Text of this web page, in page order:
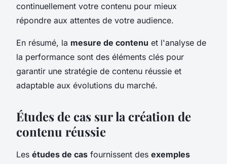
continuellement votre contenu pour mieux
répondre aux attentes de votre audience.
En résumé, la mesure de contenu et l'analyse de
la performance sont des éléments clés pour
garantir une stratégie de contenu réussie et
adaptable aux évolutions du marché.
Études de cas sur la création de
contenu réussie
Les études de cas fournissent des exemples